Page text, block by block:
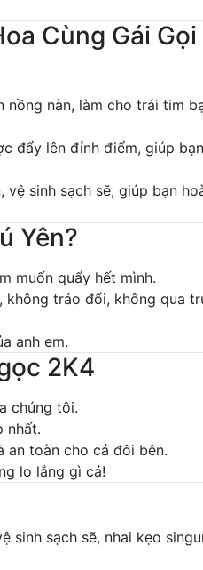
Cùng Gái Gọi
nồng nàn, làm cho trái tim
đẩy lên đỉnh điểm, giúp bạn
sinh sạch sẽ, giúp bạn
Yên?
muốn quẩy hết mình.
không tráo đổi, không qua
anh em.
2K4
chúng tôi.
nhất.
an toàn cho cả đôi bên.
lo lắng gì cả!
sinh sạch sẽ, nhai kẹo